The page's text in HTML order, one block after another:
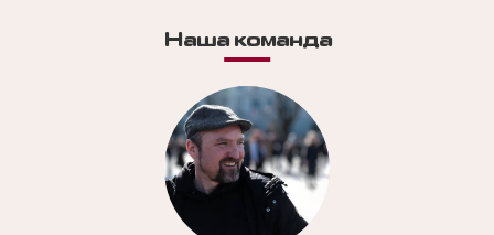
Наша команда